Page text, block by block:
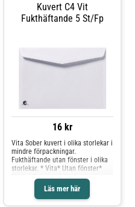
Kuvert C4 Vit
Fukthäftande 5 St/fp
16 kr
Läs mer här
Vita Sober kuvert i olika storlekar i
mindre förpackningar.
Fukthäftande utan fönster i olika
storlekar. * Vita* Utan fönster*
Finns i flera storlekar*
Fukthäftande* Miljömärkt: Svanen